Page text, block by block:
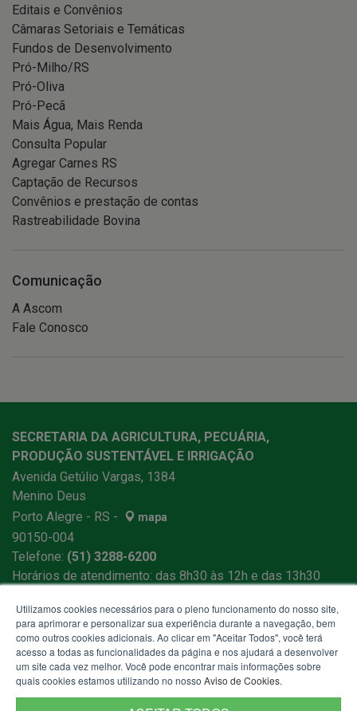
Editais e Convênios
Câmaras Setoriais e Temáticas
Fundos de Desenvolvimento
Pró-Milho/RS
Pró-Oliva
Pró-Pecã
Mais Água, Mais Renda
Consulta Popular
Agregar Carnes RS
Captação de Recursos
Convênios e prestação de contas
Rastreabilidade Bovina
Comunicação
A Ascom
Fale Conosco
SECRETARIA DA AGRICULTURA, PECUÁRIA,
PRODUÇÃO SUSTENTÁVEL E IRRIGAÇÃO
Avenida Getúlio Vargas, 1384
Menino Deus
Porto Alegre - RS -
mapa
90150-004
Telefone: (51) 3288-6200
Horários de atendimento: das 8h30 às 12h e das 13h30
Utilizamos cookies necessários para o pleno funcionamento do nosso site,
para aprimorar e personalizar sua experiência durante a navegação, bem
como outros cookies adicionais. Ao clicar em "Aceitar Todos", você terá
acesso a todas as funcionalidades da página e nos ajudará a desenvolver
um site cada vez melhor. Você pode encontrar mais informações sobre
quais cookies estamos utilizando no nosso Aviso de Cookies.